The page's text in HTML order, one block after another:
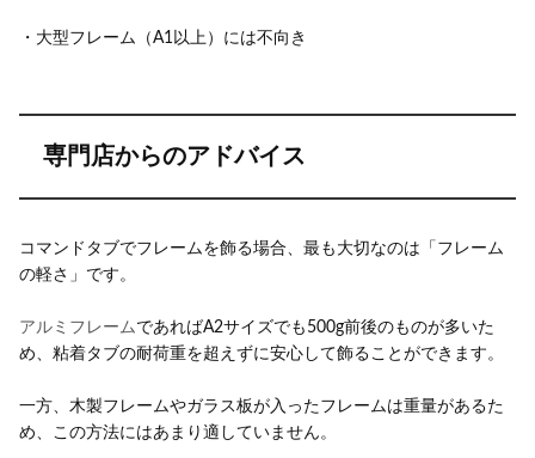
・大型フレーム（A1以上）には不向き
専門店からのアドバイス
コマンドタブでフレームを飾る場合、最も大切なのは「フレーム
の軽さ」です。
アルミフレームであればA2サイズでも500g前後のものが多いた
め、粘着タブの耐荷重を超えずに安心して飾ることができます。
一方、木製フレームやガラス板が入ったフレームは重量があるた
め、この方法にはあまり適していません。